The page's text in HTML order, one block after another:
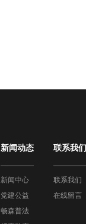
新闻动态
新闻中心
党建公益
畅森普法
联系我们
联系我们
在线留言